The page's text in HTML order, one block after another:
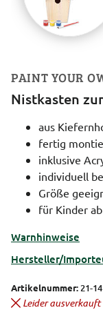
PAINT YOUR
Nistkasten
aus
fertig
inklusive
individuell
Größe
für Kinder
Warnhinweise
Hersteller/
Artikelnummer: 21-
Leider ausverkauft